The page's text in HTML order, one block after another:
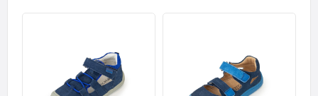
135 140 163 168